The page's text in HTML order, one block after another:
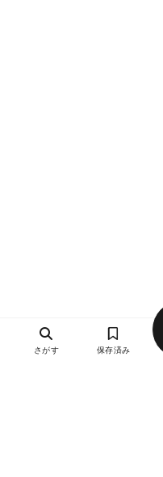
さがす 保存済み